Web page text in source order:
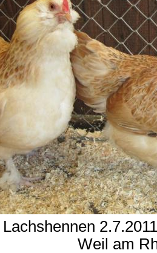
Lachshennen
Weil am